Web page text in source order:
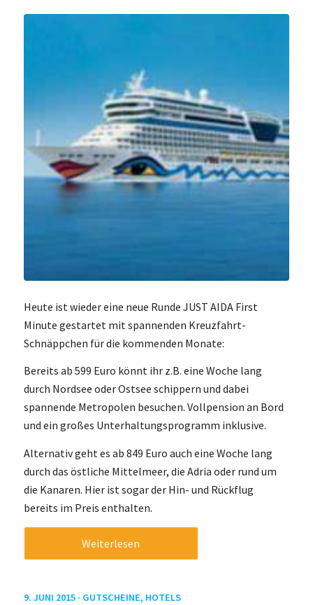
Heute ist wieder eine neue Runde JUST AIDA First
Minute gestartet mit spannenden Kreuzfahrt-
Schnäppchen für die kommenden Monate:
Bereits ab 599 Euro könnt ihr z.B. eine Woche lang
durch Nordsee oder Ostsee schippern und dabei
spannende Metropolen besuchen. Vollpension an Bord
und ein großes Unterhaltungsprogramm inklusive.
Alternativ geht es ab 849 Euro auch eine Woche lang
durch das östliche Mittelmeer, die Adria oder rund um
die Kanaren. Hier ist sogar der Hin- und Rückflug
bereits im Preis enthalten.
Weiterlesen
9. JUNI 2015 · GUTSCHEINE, HOTELS